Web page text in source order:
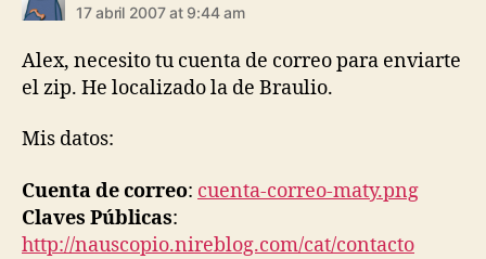
17 abril 2007 at 9:44 am
Alex, necesito tu cuenta de correo para enviarte
el zip. He localizado la de Braulio.
Mis datos:
Cuenta de correo: cuenta-correo-maty.png
Claves Públicas:
http://nauscopio.nireblog.com/cat/contacto